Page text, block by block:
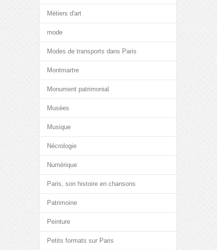
Métiers d'art
mode
Modes de transports dans Paris
Montmartre
Monument patrimonial
Musées
Musique
Nécrologie
Numérique
Paris, son histoire en chansons
Patrimoine
Peinture
Petits formats sur Paris